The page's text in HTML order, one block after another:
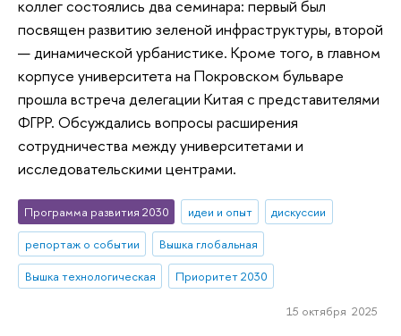
коллег состоялись два семинара: первый был
посвящен развитию зеленой инфраструктуры, второй
— динамической урбанистике. Кроме того, в главном
корпусе университета на Покровском бульваре
прошла встреча делегации Китая с представителями
ФГРР. Обсуждались вопросы расширения
сотрудничества между университетами и
исследовательскими центрами.
Программа развития 2030 идеи и опыт
дискуссии
репортаж о событии
Вышка глобальная
Вышка технологическая
Приоритет 2030
15 октября 2025